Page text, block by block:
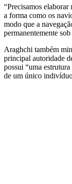
“Precisamos
a forma como os
modo que a
permanentemente
Araghchi também
principal autoridade
possui “uma
de um único